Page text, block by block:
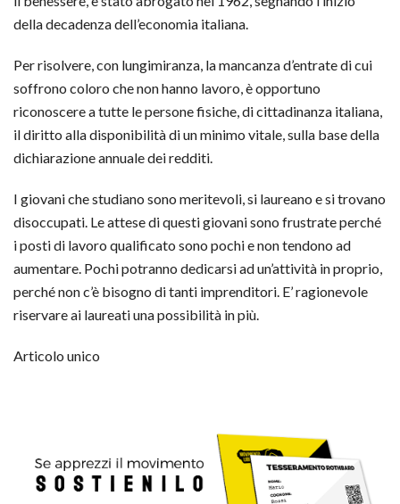
della decadenza dell’economia italiana.
Per risolvere, con lungimiranza, la mancanza d’entrate di cui
soffrono coloro che non hanno lavoro, è opportuno
riconoscere a tutte le persone fisiche, di cittadinanza italiana,
il diritto alla disponibilità di un minimo vitale, sulla base della
dichiarazione annuale dei redditi.
I giovani che studiano sono meritevoli, si laureano e si trovano
disoccupati. Le attese di questi giovani sono frustrate perché
i posti di lavoro qualificato sono pochi e non tendono ad
aumentare. Pochi potranno dedicarsi ad un’attività in proprio,
perché non c’è bisogno di tanti imprenditori. E’ ragionevole
riservare ai laureati una possibilità in più.
Articolo unico